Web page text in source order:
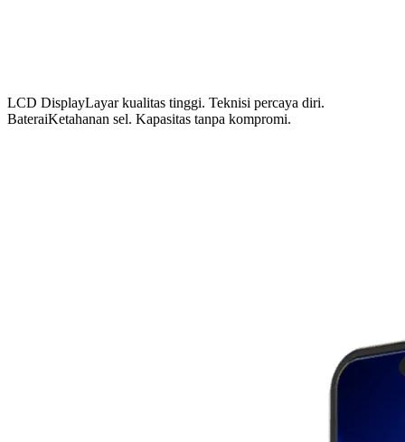
LCD DisplayLayar kualitas tinggi. Teknisi percaya diri.
BateraiKetahanan sel. Kapasitas tanpa kompromi.